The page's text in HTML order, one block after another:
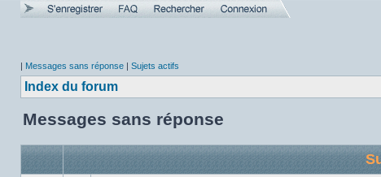
| Messages sans réponse | Sujets actifs
Index du forum
Messages sans réponse